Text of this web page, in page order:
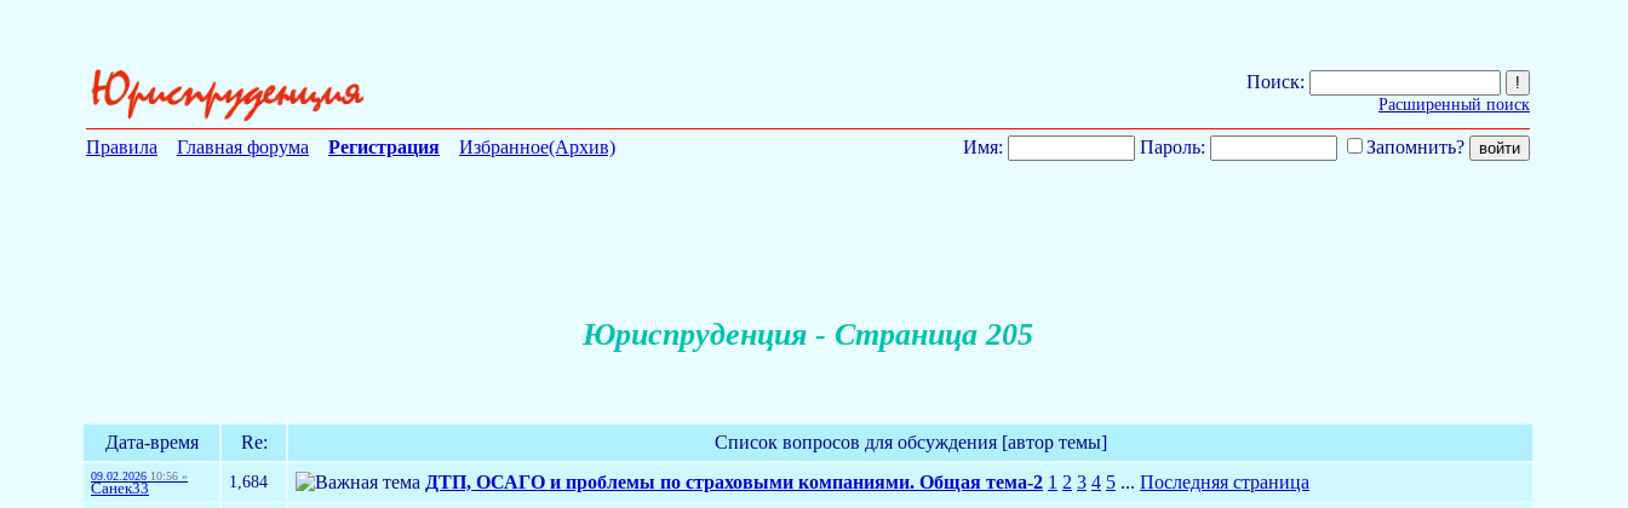
Поиск:
Расширенный поиск
Правила Главная форума Регистрация Избранное(Архив) Имя: Пароль: Запомнить?
Юриспруденция - Страница 205
Дата-время Re: Список вопросов для обсуждения [автор темы]
09.02.2026 10:56 »
Санек33 1,684 ДТП, ОСАГО и проблемы по страховыми компаниями. Общая тема-2 1 2 3 4 5 ... Последняя страница